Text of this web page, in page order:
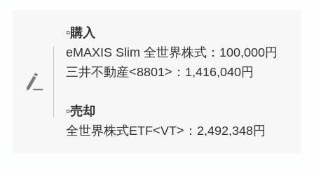
▫️購入
eMAXIS Slim 全世界株式：100,000円
三井不動産<8801>：1,416,040円
▫️売却
全世界株式ETF<VT>：2,492,348円